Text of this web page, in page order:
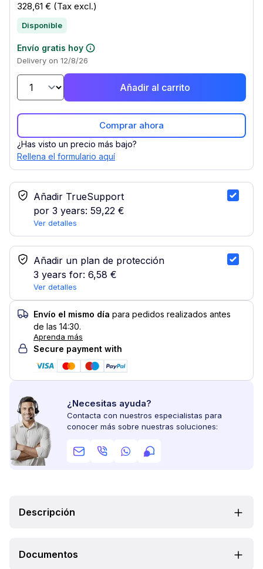
328,61 € (Tax excl.)
Disponible
Envío gratis hoy
Delivery on 12/8/26
Añadir al carrito
Comprar ahora
¿Has visto un precio más bajo?
Rellena el formulario aquí
Añadir TrueSupport
por 3 years: 59,22 €
Ver detalles
Servicio TrueSupport
Añadir un plan de protección
3 years for: 6,58 €
Ver detalles
Seleccionar plan de protección
Envío el mismo día para pedidos realizados antes
de las 14:30.
Aprenda más
Secure payment with
¿Necesitas ayuda?
Contacta con nuestros especialistas para
conocer más sobre nuestras soluciones:
Descripción
Documentos